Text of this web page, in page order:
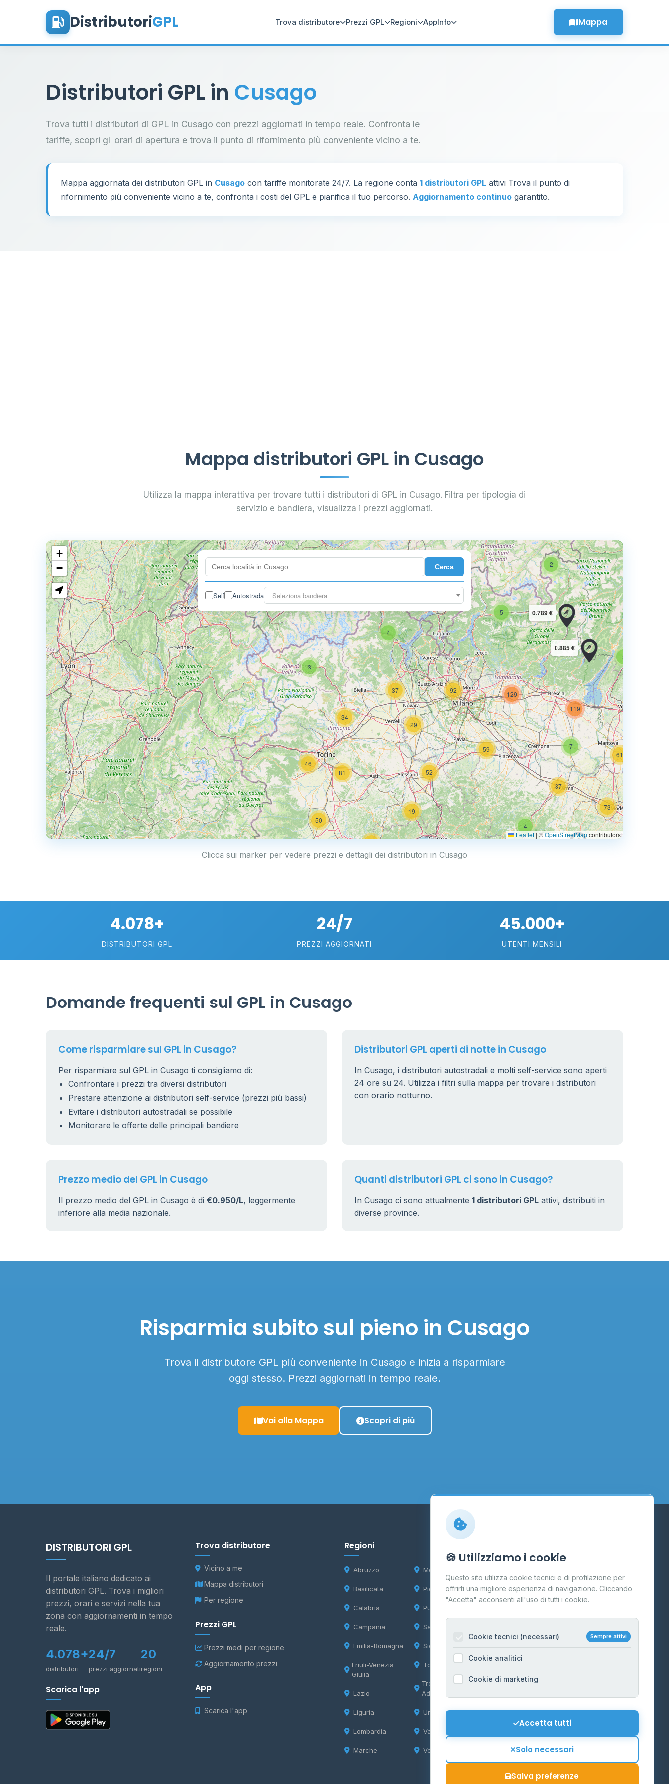
DistributoriGPL Trova distributore Prezzi GPL Regioni AppInfo Mappa
Distributori GPL in Cusago
Trova tutti i distributori di GPL in Cusago con prezzi aggiornati in tempo reale. Confronta le
tariffe, scopri gli orari di apertura e trova il punto di rifornimento più conveniente vicino a te.
Mappa aggiornata dei distributori GPL in Cusago con tariffe monitorate 24/7. La regione conta 1 distributori GPL attivi Trova il punto di
rifornimento più conveniente vicino a te, confronta i costi del GPL e pianifica il tuo percorso. Aggiornamento continuo garantito.
Mappa distributori GPL in Cusago
Utilizza la mappa interattiva per trovare tutti i distributori di GPL in Cusago. Filtra per tipologia di
servizio e bandiera, visualizza i prezzi aggiornati.
Cerca
Self Autostrada Seleziona bandiera
34
3
37
2
46
50
29
19
52
81
5
4
87
4
5
92
59 7
129
119
61
73
21
0.885 €
0.789 €
0.769 €
+
−
Leaflet | ©OpenStreetMapcontributors
Clicca sui marker per vedere prezzi e dettagli dei distributori in Cusago
4.078+
DISTRIBUTORI GPL
24/7
PREZZI AGGIORNATI
45.000+
UTENTI MENSILI
Domande frequenti sul GPL in Cusago
Come risparmiare sul GPL in Cusago?
Per risparmiare sul GPL in Cusago ti consigliamo di:
Confrontare i prezzi tra diversi distributori
Prestare attenzione ai distributori self-service (prezzi più bassi)
Evitare i distributori autostradali se possibile
Monitorare le offerte delle principali bandiere
Distributori GPL aperti di notte in Cusago
In Cusago, i distributori autostradali e molti self-service sono aperti
24 ore su 24. Utilizza i filtri sulla mappa per trovare i distributori
con orario notturno.
Prezzo medio del GPL in Cusago
Il prezzo medio del GPL in Cusago è di €0.950/L, leggermente
inferiore alla media nazionale.
Quanti distributori GPL ci sono in Cusago?
In Cusago ci sono attualmente 1 distributori GPL attivi, distribuiti in
diverse province.
Risparmia subito sul pieno in Cusago
Trova il distributore GPL più conveniente in Cusago e inizia a risparmiare
oggi stesso. Prezzi aggiornati in tempo reale.
Vai alla Mappa Scopri di più
DISTRIBUTORI GPL
Il portale italiano dedicato ai
distributori GPL. Trova i migliori
prezzi, orari e servizi nella tua
zona con aggiornamenti in tempo
reale.
4.078+
distributori
24/7
prezzi aggiornati
20
regioni
Scarica l'app
Trova distributore
Vicino a me
Mappa distributori
Per regione
Prezzi GPL
Prezzi medi per regione
Aggiornamento prezzi
App
Scarica l'app
Regioni
Abruzzo
Basilicata
Calabria
Campania
Emilia-Romagna
Friuli-Venezia
Giulia
Lazio
Liguria
Lombardia
Marche
Molise
Piemonte
Puglia
Sardegna
Sicilia
Toscana
Trentino-Alto
Adige
Umbria
Valle d'Aosta
Veneto
Contatti
Per gestori
Informazioni legali
Privacy Policy
Cookie Policy
Mappa del sito
Contattaci
🍪 Utilizziamo i cookie
Questo sito utilizza cookie tecnici e di profilazione per
offrirti una migliore esperienza di navigazione. Cliccando
"Accetta" acconsenti all'uso di tutti i cookie.
Cookie tecnici (necessari) Sempre attivi
Cookie analitici
Cookie di marketing
Accetta tutti
Solo necessari
Salva preferenze